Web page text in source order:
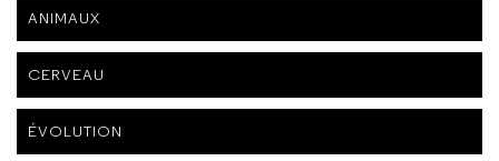
ANIMAUX
CERVEAU
ÉVOLUTION